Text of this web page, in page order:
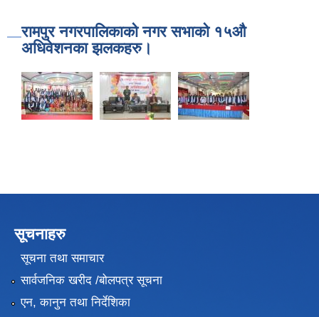
रामपुर नगरपालिकाको नगर सभाको १५औ
अधिवेशनका झलकहरु।
सूचनाहरु
सूचना तथा समाचार
सार्वजनिक खरीद /बोलपत्र सूचना
एन, कानुन तथा निर्देशिका